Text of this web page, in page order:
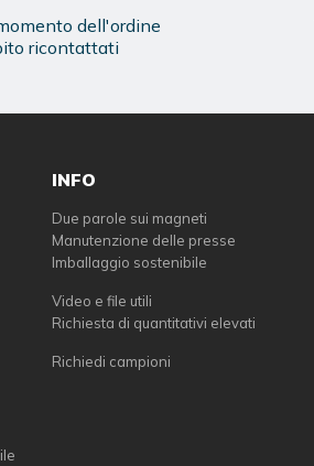
dell'ordine
ricontattati
INFO
Due parole sui magneti
Manutenzione delle presse
Imballaggio sostenibile
Video e file utili
Richiesta di quantitativi elevati
Richiedi campioni